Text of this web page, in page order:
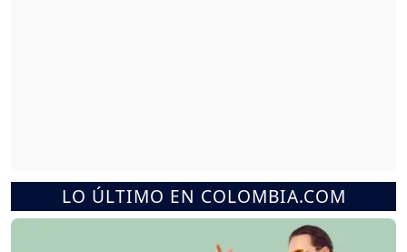
LO ÚLTIMO EN COLOMBIA.COM